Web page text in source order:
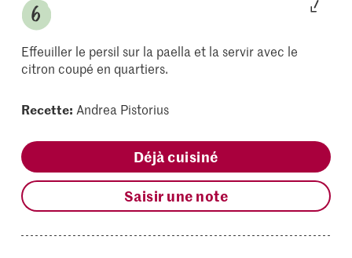
Effeuiller le persil sur la paella et la servir avec le
citron coupé en quartiers.
Recette: Andrea Pistorius
Déjà cuisiné
Saisir une note